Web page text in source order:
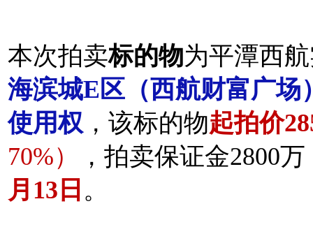
本次拍卖标的物为平潭西
海滨城E区（西航财富广
使用权 ， 该标的物起拍价
70%）
，拍卖保证金2800
月13日 。